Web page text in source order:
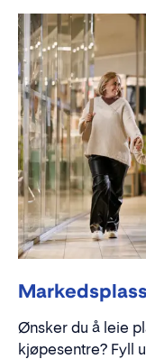
Ønsker du å leie
kjøpesentre? Fyll